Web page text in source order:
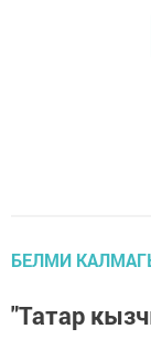
БЕЛМИ
"Татар